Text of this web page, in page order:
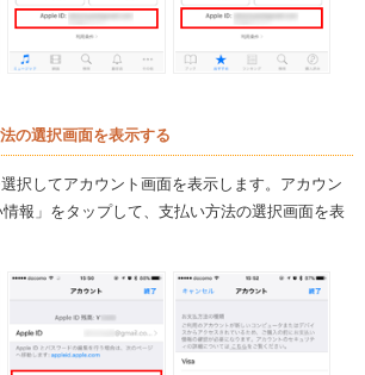
の選択画面を表示する
選択してアカウント画面を表示します。アカウン
情報」をタップして、支払い方法の選択画面を表